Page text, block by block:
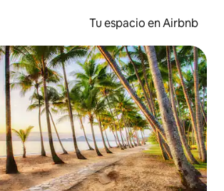
Tu espacio en Airbnb